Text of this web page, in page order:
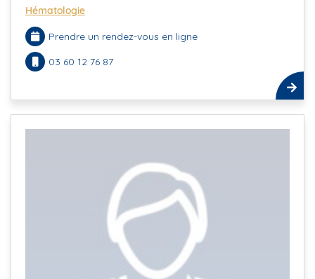
Hématologie
Prendre un rendez-vous en ligne
03 60 12 76 87